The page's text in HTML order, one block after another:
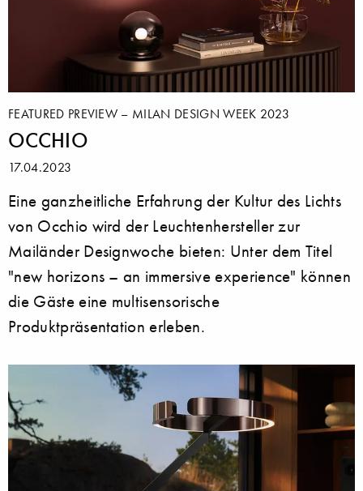
FEATURED PREVIEW – MILAN DESIGN WEEK 2023
OCCHIO
17.04.2023
Eine ganzheitliche Erfahrung der Kultur des Lichts
von Occhio wird der Leuchtenhersteller zur
Mailänder Designwoche bieten: Unter dem Titel
"new horizons – an immersive experience" können
die Gäste eine multisensorische
Produktpräsentation erleben.